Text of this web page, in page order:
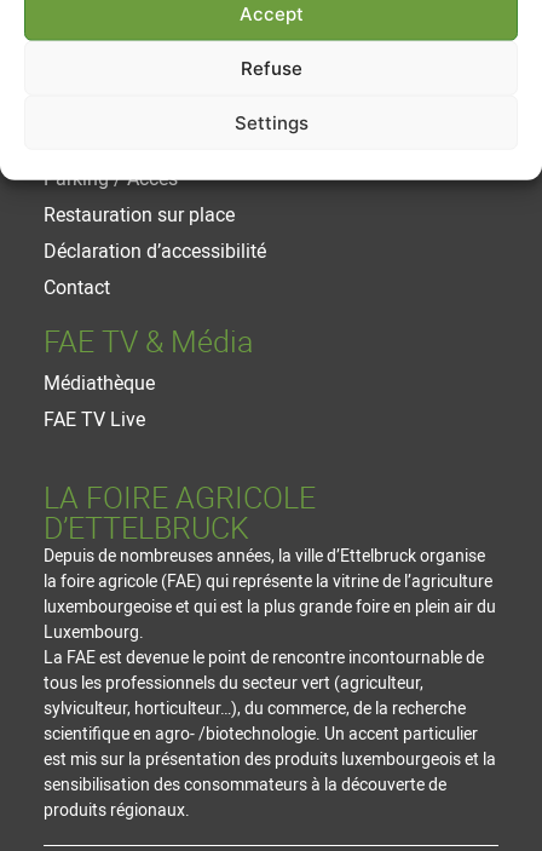
Accept
Refuse
Settings
Parking / Acces
Restauration sur place
Déclaration d’accessibilité
Contact
FAE TV & Média
Médiathèque
FAE TV Live
LA FOIRE AGRICOLE
D’ETTELBRUCK
Depuis de nombreuses années, la ville d’Ettelbruck organise
la foire agricole (FAE) qui représente la vitrine de l’agriculture
luxembourgeoise et qui est la plus grande foire en plein air du
Luxembourg.
La FAE est devenue le point de rencontre incontournable de
tous les professionnels du secteur vert (agriculteur,
sylviculteur, horticulteur…), du commerce, de la recherche
scientifique en agro- /biotechnologie. Un accent particulier
est mis sur la présentation des produits luxembourgeois et la
sensibilisation des consommateurs à la découverte de
produits régionaux.